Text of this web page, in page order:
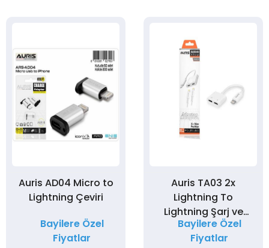
Auris AD04 Micro to
Lightning Çeviri
Bayilere Özel
Fiyatlar
Auris TA03 2x
Lightning To
Lightning Şarj ve
Kulaklık
Dönüştürücü
Bayilere Özel
Fiyatlar